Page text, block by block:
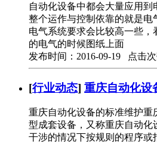
自动化设备中都会大量应用
整个运作与控制依靠的就是电
电气系统要求会比较高一些，
的电气的时候图纸上面
发布时间：2016-09-19 点击
[行业动态] 重庆自动化设
重庆自动化设备的标准维护重
型成套设备，又称重庆自动化
干涉的情况下按规则的程序或